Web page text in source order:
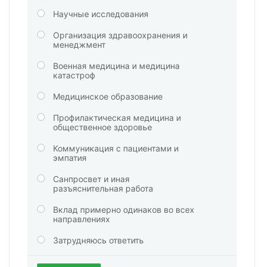
Научные исследования
Организация здравоохранения и
менеджмент
Военная медицина и медицина
катастроф
Медицинское образование
Профилактическая медицина и
общественное здоровье
Коммуникация с пациентами и
эмпатия
Санпросвет и иная
разъяснительная работа
Вклад примерно одинаков во всех
направлениях
Затрудняюсь ответить